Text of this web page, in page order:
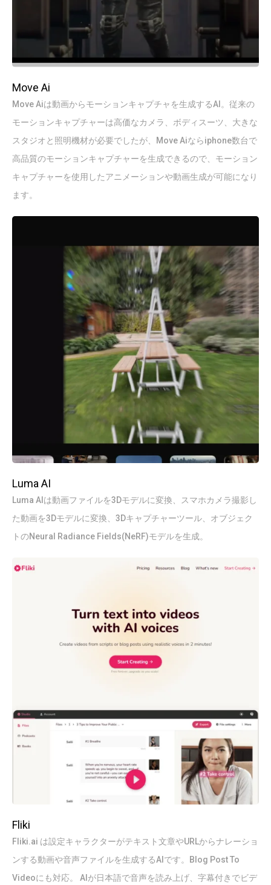
Move Ai
Move Aiは動画からモーションキャプチャを生成するAI。従来の
モーションキャプチャーは高価なカメラ、ボディスーツ、大きな
スタジオと照明機材が必要でしたが、Move Aiならiphone数台で
高品質のモーションキャプチャーを生成できるので、モーション
キャプチャーを使用したアニメーションや動画生成が可能になり
ます。
Luma AI
Luma AIは動画ファイルを3Dモデルに変換、スマホカメラ撮影し
た動画を3Dモデルに変換、3Dキャプチャーツール、オブジェク
トのNeural Radiance Fields(NeRF)モデルを生成。
Fliki
Fliki.ai は設定キャラクターがテキスト文章やURLからナレーショ
ンする動画や音声ファイルを生成するAIです。Blog Post To
Videoにも対応。 AIが日本語で音声を読み上げ、字幕付きでビデ